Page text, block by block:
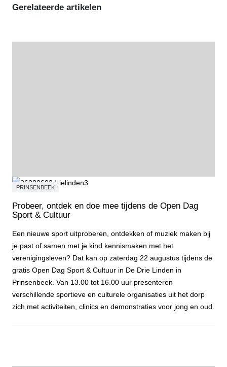
Gerelateerde artikelen
PRINSENBEEK
Probeer, ontdek en doe mee tijdens de Open Dag
Sport & Cultuur
Een nieuwe sport uitproberen, ontdekken of muziek maken bij
je past of samen met je kind kennismaken met het
verenigingsleven? Dat kan op zaterdag 22 augustus tijdens de
gratis Open Dag Sport & Cultuur in De Drie Linden in
Prinsenbeek. Van 13.00 tot 16.00 uur presenteren
verschillende sportieve en culturele organisaties uit het dorp
zich met activiteiten, clinics en demonstraties voor jong en oud.